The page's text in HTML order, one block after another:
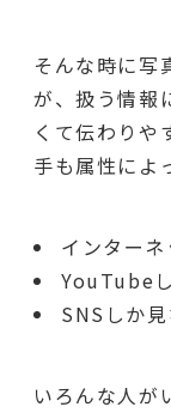
そんな時に写
が、扱う情報
くて伝わりや
手も属性によ
インター
YouTube
SNSしか
いろんな人が